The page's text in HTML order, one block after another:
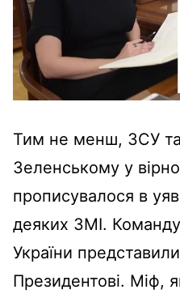
Тим не менш, ЗСУ
Зеленському у
прописувалося в
деяких ЗМІ.
України
Президентові. Міф,